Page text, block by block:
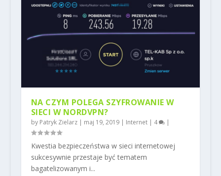
NA CZYM POLEGA SZYFROWANIE W
SIECI W NORDVPN?
by Patryk Zielarz| maj 19, 2019| Internet| 4 |
Kwestia bezpieczeństwa w sieci internetowej
sukcesywnie przestaje być tematem
bagatelizowanym i...